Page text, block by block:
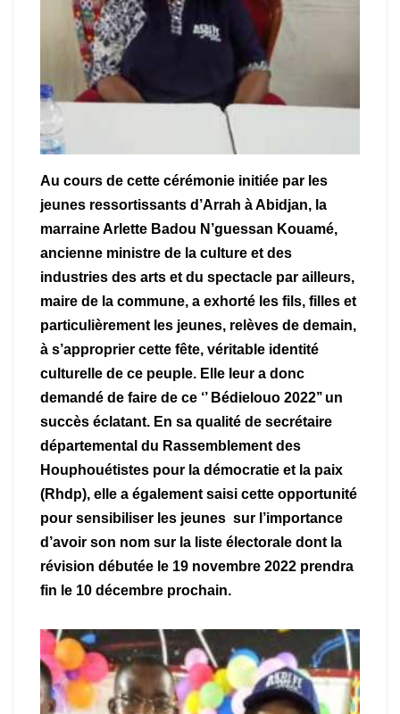
Au cours de cette cérémonie initiée par les
jeunes ressortissants d’Arrah à Abidjan, la
marraine Arlette Badou N’guessan Kouamé,
ancienne ministre de la culture et des
industries des arts et du spectacle par ailleurs,
maire de la commune, a exhorté les fils, filles et
particulièrement les jeunes, relèves de demain,
à s’approprier cette fête, véritable identité
culturelle de ce peuple. Elle leur a donc
demandé de faire de ce ‘’ Bédielouo 2022’’ un
succès éclatant. En sa qualité de secrétaire
départemental du Rassemblement des
Houphouétistes pour la démocratie et la paix
(Rhdp), elle a également saisi cette opportunité
pour sensibiliser les jeunes sur l’importance
d’avoir son nom sur la liste électorale dont la
révision débutée le 19 novembre 2022 prendra
fin le 10 décembre prochain.